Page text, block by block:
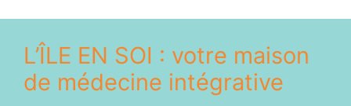
L’ÎLE EN SOI : votre maison
de médecine intégrative